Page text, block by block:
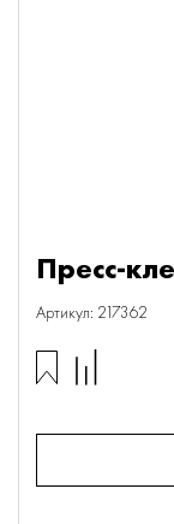
Пресс-
Артикул: 217362